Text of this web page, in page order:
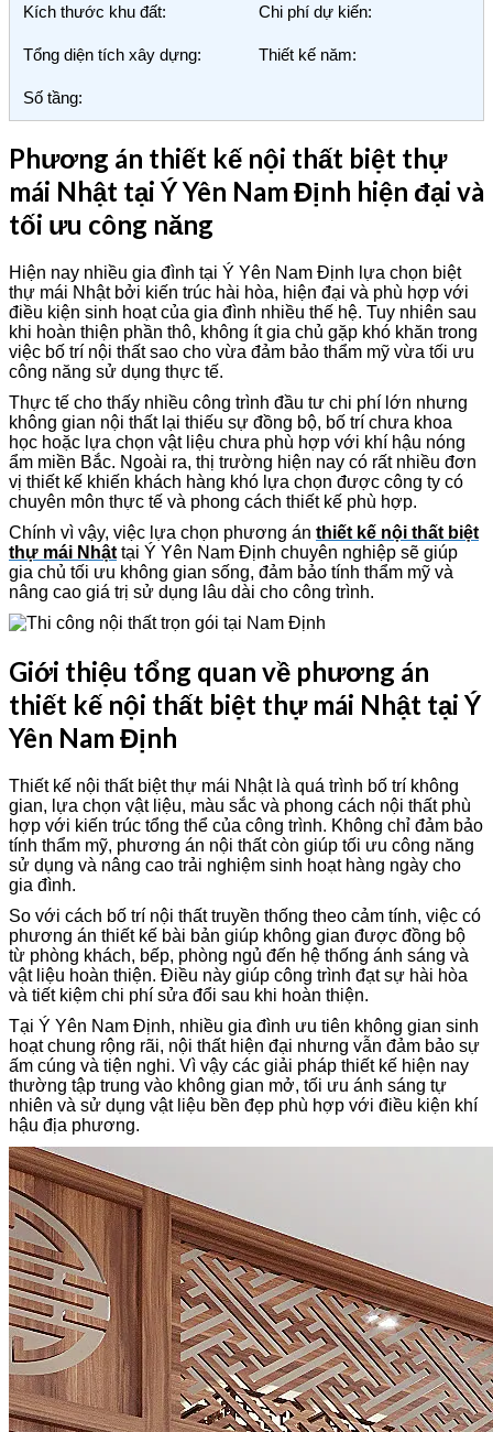
Kích thước khu đất: Chi phí dự kiến:
Tổng diện tích xây dựng: Thiết kế năm:
Số tầng:
Phương án thiết kế nội thất biệt thự
mái Nhật tại Ý Yên Nam Định hiện đại và
tối ưu công năng
Hiện nay nhiều gia đình tại Ý Yên Nam Định lựa chọn biệt
thự mái Nhật bởi kiến trúc hài hòa, hiện đại và phù hợp với
điều kiện sinh hoạt của gia đình nhiều thế hệ. Tuy nhiên sau
khi hoàn thiện phần thô, không ít gia chủ gặp khó khăn trong
việc bố trí nội thất sao cho vừa đảm bảo thẩm mỹ vừa tối ưu
công năng sử dụng thực tế.
Thực tế cho thấy nhiều công trình đầu tư chi phí lớn nhưng
không gian nội thất lại thiếu sự đồng bộ, bố trí chưa khoa
học hoặc lựa chọn vật liệu chưa phù hợp với khí hậu nóng
ẩm miền Bắc. Ngoài ra, thị trường hiện nay có rất nhiều đơn
vị thiết kế khiến khách hàng khó lựa chọn được công ty có
chuyên môn thực tế và phong cách thiết kế phù hợp.
Chính vì vậy, việc lựa chọn phương án thiết kế nội thất biệt
thự mái Nhật tại Ý Yên Nam Định chuyên nghiệp sẽ giúp
gia chủ tối ưu không gian sống, đảm bảo tính thẩm mỹ và
nâng cao giá trị sử dụng lâu dài cho công trình.
Giới thiệu tổng quan về phương án
thiết kế nội thất biệt thự mái Nhật tại Ý
Yên Nam Định
Thiết kế nội thất biệt thự mái Nhật là quá trình bố trí không
gian, lựa chọn vật liệu, màu sắc và phong cách nội thất phù
hợp với kiến trúc tổng thể của công trình. Không chỉ đảm bảo
tính thẩm mỹ, phương án nội thất còn giúp tối ưu công năng
sử dụng và nâng cao trải nghiệm sinh hoạt hàng ngày cho
gia đình.
So với cách bố trí nội thất truyền thống theo cảm tính, việc có
phương án thiết kế bài bản giúp không gian được đồng bộ
từ phòng khách, bếp, phòng ngủ đến hệ thống ánh sáng và
vật liệu hoàn thiện. Điều này giúp công trình đạt sự hài hòa
và tiết kiệm chi phí sửa đổi sau khi hoàn thiện.
Tại Ý Yên Nam Định, nhiều gia đình ưu tiên không gian sinh
hoạt chung rộng rãi, nội thất hiện đại nhưng vẫn đảm bảo sự
ấm cúng và tiện nghi. Vì vậy các giải pháp thiết kế hiện nay
thường tập trung vào không gian mở, tối ưu ánh sáng tự
nhiên và sử dụng vật liệu bền đẹp phù hợp với điều kiện khí
hậu địa phương.